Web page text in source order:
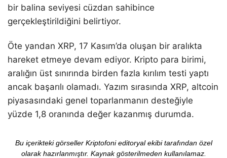
bir balina seviyesi cüzdan sahibince
gerçekleştirildiğini belirtiyor.
Öte yandan XRP, 17 Kasım’da oluşan bir aralıkta
hareket etmeye devam ediyor. Kripto para birimi,
aralığın üst sınırında birden fazla kırılım testi yaptı
ancak başarılı olamadı. Yazım sırasında XRP, altcoin
piyasasındaki genel toparlanmanın desteğiyle
yüzde 1,8 oranında değer kazanmış durumda.
Bu içerikteki görseller Kriptofoni editoryal ekibi tarafından özel
olarak hazırlanmıştır. Kaynak gösterilmeden kullanılamaz.